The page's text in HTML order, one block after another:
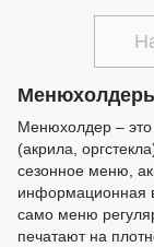
Менюхолдер –
(акрила,
сезонное меню,
информационная
само меню
печатают на